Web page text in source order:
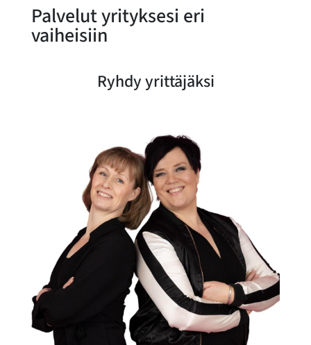
Palvelut yrityksesi eri
vaiheisiin
Ryhdy yrittäjäksi